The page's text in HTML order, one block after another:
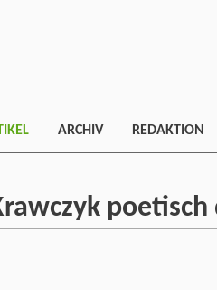
ARCHIV REDAKTION
poetisch